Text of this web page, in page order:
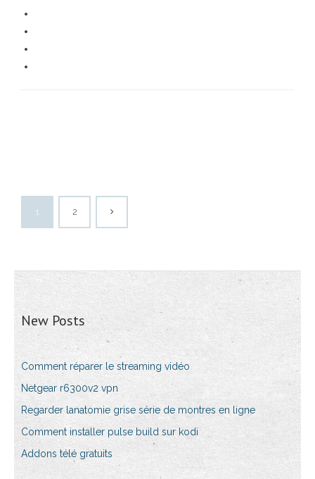
1 2
New Posts
Comment réparer le streaming vidéo
Netgear r6300v2 vpn
Regarder lanatomie grise série de montres en ligne
Comment installer pulse build sur kodi
Addons télé gratuits